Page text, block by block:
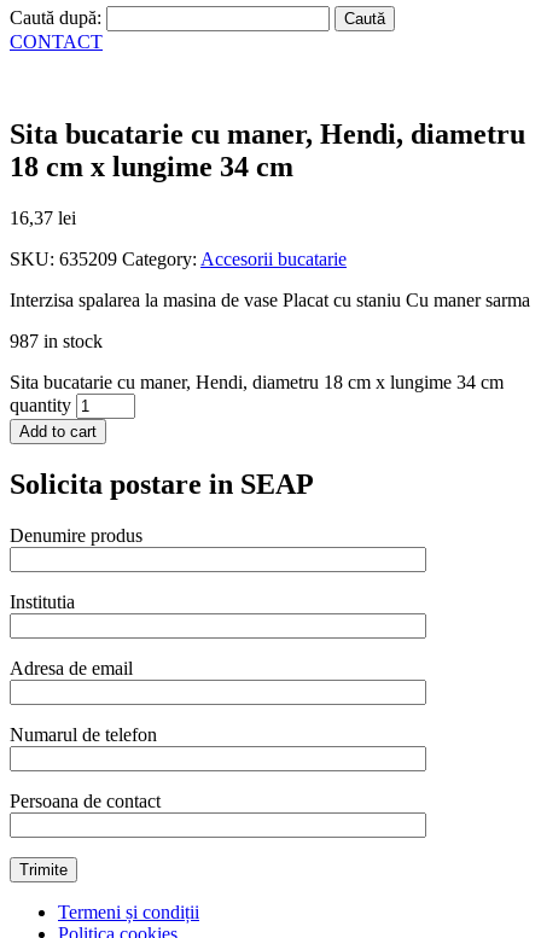
Caută după:
CONTACT
Sita bucatarie cu maner, Hendi, diametru
18 cm x lungime 34 cm
16,37 lei
SKU: 635209 Category: Accesorii bucatarie
Interzisa spalarea la masina de vase Placat cu staniu Cu maner sarma
987 in stock
Sita bucatarie cu maner, Hendi, diametru 18 cm x lungime 34 cm
quantity
Add to cart
Solicita postare in SEAP
Denumire produs
Institutia
Adresa de email
Numarul de telefon
Persoana de contact
Termeni și condiții
Politica cookies